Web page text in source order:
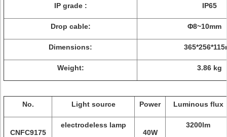
IP grade : IP65
Drop cable:
Dimensions:
Weight: 3.86 kg
No. Light source Power Luminous flux
CNFC9175
electrodeless lamp
40W
3200lm